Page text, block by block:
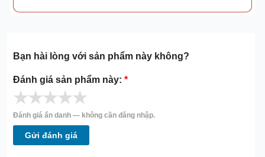
Bạn hài lòng với sản phẩm này không?
Đánh giá sản phẩm này:*
★★★★★
Đánh giá ẩn danh — không cần đăng nhập.
Gửi đánh giá